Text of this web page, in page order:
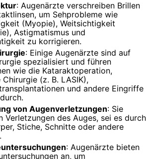
: Augenärzte verschreiben Brillen
um Sehprobleme wie
(Myopie), Weitsichtigkeit
Astigmatismus und
zu korrigieren.
: Einige Augenärzte sind auf
spezialisiert und führen
wie die Kataraktoperation,
(z. B. LASIK),
und andere Eingriffe
von Augenverletzungen: Sie
Verletzungen des Auges, sei es durch
Stiche, Schnitte oder andere
: Augenärzte bieten
an, um